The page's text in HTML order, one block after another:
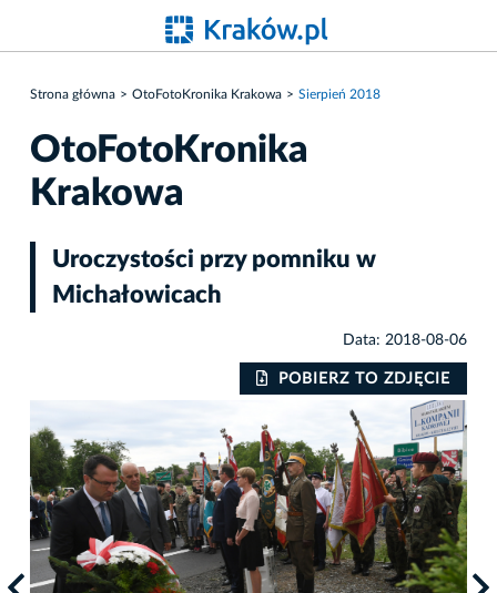
Strona główna OtoFotoKronika Krakowa Sierpień 2018
OtoFotoKronika
Krakowa
Uroczystości przy pomniku w
Michałowicach
Data: 2018-08-06
POBIERZ TO ZDJĘCIE